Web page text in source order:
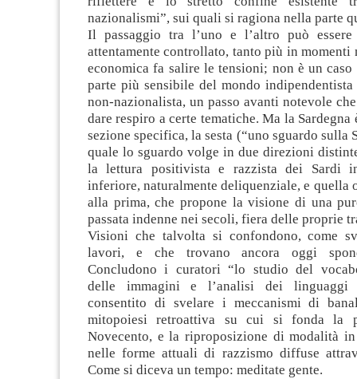
nazionalismi”, sui quali si ragiona nella parte
Il passaggio tra l’uno e l’altro può
attentamente controllato, tanto più in
economica fa salire le tensioni; non è un
parte più sensibile del mondo
non-nazionalista, un passo avanti notevole
dare respiro a certe tematiche. Ma la Sardegna
sezione specifica, la sesta (“uno sguardo sulla
quale lo sguardo volge in due direzioni
la lettura positivista e razzista dei Sardi
inferiore, naturalmente deliquenziale, e quella
alla prima, che propone la visione di una
passata indenne nei secoli, fiera delle proprie
Visioni che talvolta si confondono, come
lavori, e che trovano ancora oggi
Concludono i curatori “lo studio del
delle immagini e l’analisi dei linguaggi
consentito di svelare i meccanismi di
mitopoiesi retroattiva su cui si fonda la
Novecento, e la riproposizione di modalità
nelle forme attuali di razzismo diffuse
Come si diceva un tempo: meditate gente.